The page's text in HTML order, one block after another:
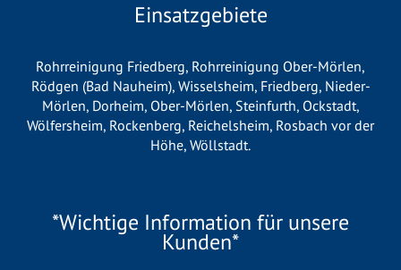
Einsatzgebiete
Rohrreinigung Friedberg, Rohrreinigung Ober-Mörlen,
Rödgen (Bad Nauheim), Wisselsheim, Friedberg, Nieder-
Mörlen, Dorheim, Ober-Mörlen, Steinfurth, Ockstadt,
Wölfersheim, Rockenberg, Reichelsheim, Rosbach vor der
Höhe, Wöllstadt.
*Wichtige Information für unsere
Kunden*